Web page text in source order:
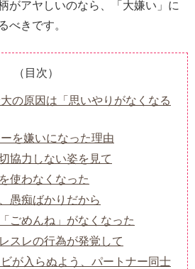
がアヤしいのなら、「大嫌い」に
べきです。
（目次）
の原因は「思いやりがなくなる
を嫌いになった理由
協力しない姿を見て
使わなくなった
愚痴ばかりだから
ごめんね」がなくなった
スレの行為が発覚して
が入らぬよう、パートナー同士